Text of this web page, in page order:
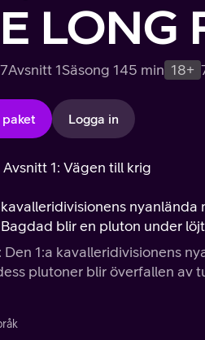
LONG
Avsnitt 1Säsong 145 min 18+
Logga in
Avsnitt 1: Vägen till krig
kavalleridivisionens
blir en pluton under
Den 1:a kavalleridivisionens
plutoner blir överfallen av